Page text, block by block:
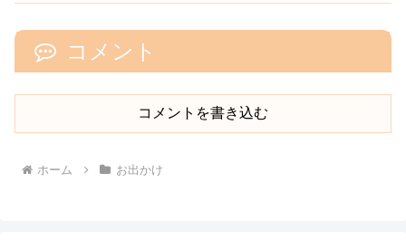
コメント
コメントを書き込む
ホーム お出かけ